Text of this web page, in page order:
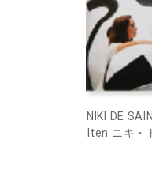
NIKI DE
lten ニキ・